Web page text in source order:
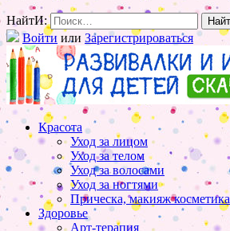
НайтИ:
Войти или Зарегистрироваться
Красота
Уход за лицом
Уход за телом
Уход за волосами
Уход за ногтями
Прическа, макияж косметика
Здоровье
Арт-терапия